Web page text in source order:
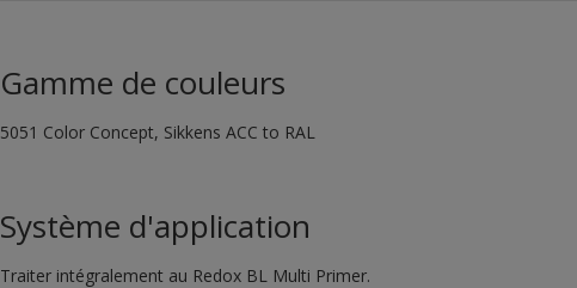
Gamme de couleurs
5051 Color Concept, Sikkens ACC to RAL
Système d'application
Traiter intégralement au Redox BL Multi Primer.